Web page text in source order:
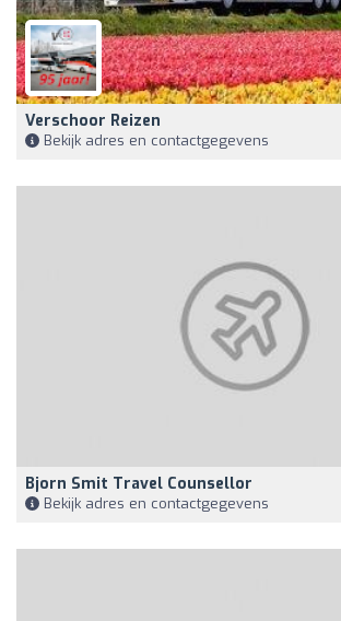
Verschoor Reizen
Bekijk adres en contactgegevens
Bjorn Smit Travel Counsellor
Bekijk adres en contactgegevens